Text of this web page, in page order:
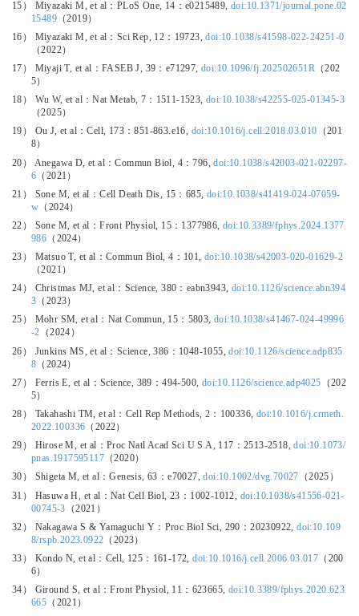
15） Miyazaki M, et al：PLoS One, 14：e0215489, doi:10.1371/journal.pone.02
15489 （2019）
16） Miyazaki M, et al：Sci Rep, 12：19723,doi:10.1038/s41598-022-24251-0
（2022）
17） Miyaji T, et al：FASEB J, 39：e71297,doi:10.1096/fj.202502651R （202
5）
18） Wu W, et al：Nat Metab, 7：1511-1523,doi:10.1038/s42255-025-01345-3
（2025）
19） Ou J, et al：Cell, 173：851-863.e16, doi:10.1016/j.cell.2018.03.010 （201
8）
20） Anegawa D, et al：Commun Biol, 4：796,doi:10.1038/s42003-021-02297-
6 （2021）
21） Sone M, et al：Cell Death Dis, 15：685, doi:10.1038/s41419-024-07059-
w （2024）
22） Sone M, et al：Front Physiol, 15：1377986,doi:10.3389/fphys.2024.1377
986 （2024）
23） Matsuo T, et al：Commun Biol, 4：101,doi:10.1038/s42003-020-01629-2
（2021）
24） Christmas MJ, et al：Science, 380：eabn3943, doi:10.1126/science.abn394
3 （2023）
25） Mohr SM, et al：Nat Commun, 15：5803, doi:10.1038/s41467-024-49996
-2 （2024）
26） Junkins MS, et al：Science, 386：1048-1055,doi:10.1126/science.adp835
8 （2024）
27） Ferris E, et al：Science, 389：494-500, doi:10.1126/science.adp4025 （202
5）
28） Takahashi TM, et al：Cell Rep Methods, 2：100336, doi:10.1016/j.crmeth.
2022.100336 （2022）
29） Hirose M, et al：Proc Natl Acad Sci U S A, 117：2513-2518,doi:10.1073/
pnas.1917595117 （2020）
30） Shigeta M, et al：Genesis, 63：e70027,doi:10.1002/dvg.70027 （2025）
31） Hasuwa H, et al：Nat Cell Biol, 23：1002-1012, doi:10.1038/s41556-021-
00745-3 （2021）
32） Nakagawa S & Yamaguchi Y：Proc Biol Sci, 290：20230922,doi:10.109
8/rspb.2023.0922 （2023）
33） Kondo N, et al：Cell, 125：161-172,doi:10.1016/j.cell.2006.03.017 （200
6）
34） Giround S, et al：Front Physiol, 11：623665, doi:10.3389/fphys.2020.623
665 （2021）